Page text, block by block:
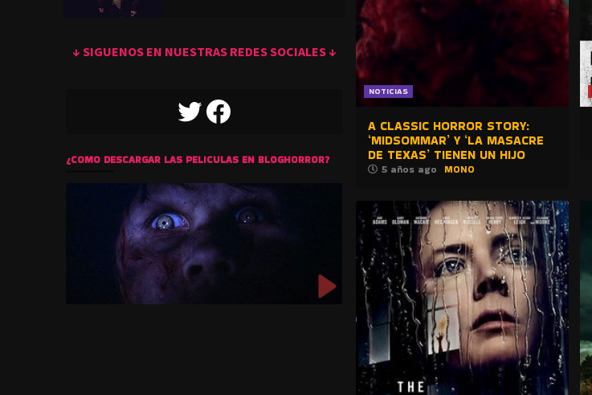
NOTICIAS
A CLASSIC HORROR STORY:
‘MIDSOMMAR’ Y ‘LA MASACRE
DE TEXAS’ TIENEN UN HIJO
5 años ago MONO
↓ SIGUENOS EN NUESTRAS REDES SOCIALES ↓
TWITTERFACEBOOK
¿COMO DESCARGAR LAS PELICULAS EN BLOGHORROR?